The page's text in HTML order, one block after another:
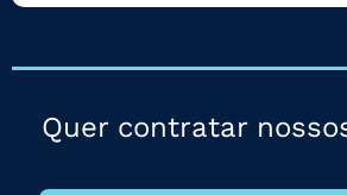
Quer contratar